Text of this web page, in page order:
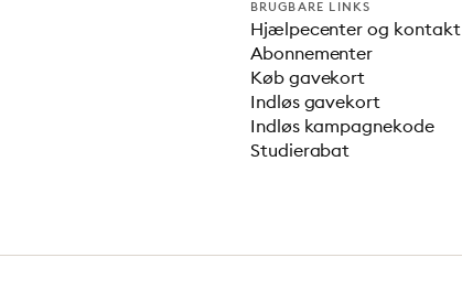
BRUGBARE LINKS
Hjælpecenter og kontakt
Abonnementer
Køb gavekort
Indløs gavekort
Indløs kampagnekode
Studierabat